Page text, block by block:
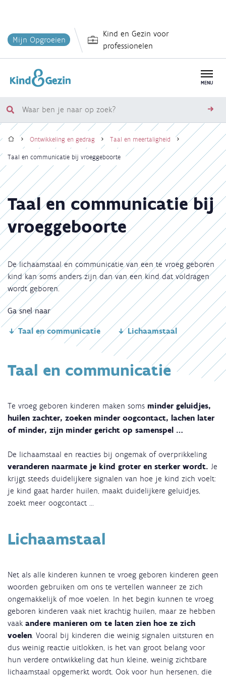
en
inhoud
Mijn Opgroeien
Kind en Gezin voor
professionelen
MENU
Waar
ben
je
op
zoek?
Kruimelpad
HomeOntwikkeling en gedrag Taal en meertaligheid
Taal en communicatie bij vroeggeboorte
Taal en communicatie bij
vroeggeboorte
De lichaamstaal en communicatie van een te vroeg geboren
kind kan soms anders zijn dan van een kind dat voldragen
wordt geboren.
Ga snel naar
Taal en communicatie Lichaamstaal
Taal en communicatie
Te vroeg geboren kinderen maken soms minder geluidjes,
huilen zachter, zoeken minder oogcontact, lachen later
of minder, zijn minder gericht op samenspel …
De lichaamstaal en reacties bij ongemak of overprikkeling
veranderen naarmate je kind groter en sterker wordt. Je
krijgt steeds duidelijkere signalen van hoe je kind zich voelt:
je kind gaat harder huilen, maakt duidelijkere geluidjes,
zoekt meer oogcontact ...
Lichaamstaal
Net als alle kinderen kunnen te vroeg geboren kinderen geen
woorden gebruiken om ons te vertellen wanneer ze zich
ongemakkelijk of moe voelen. In het begin kunnen te vroeg
geboren kinderen vaak niet krachtig huilen, maar ze hebben
vaak andere manieren om te laten zien hoe ze zich
voelen . Vooral bij kinderen die weinig signalen uitsturen en
dus weinig reactie uitlokken, is het van groot belang voor
hun verdere ontwikkeling dat hun kleine, weinig zichtbare
lichaamstaal opgemerkt wordt. Ook voor hun hersenen, die